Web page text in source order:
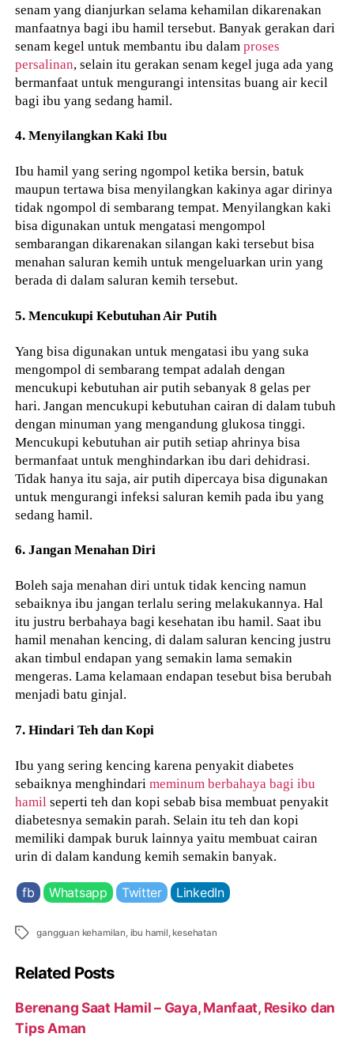
senam yang dianjurkan selama kehamilan dikarenakan
manfaatnya bagi ibu hamil tersebut. Banyak gerakan dari
senam kegel untuk membantu ibu dalamproses
persalinan, selain itu gerakan senam kegel juga ada yang
bermanfaat untuk mengurangi intensitas buang air kecil
bagi ibu yang sedang hamil.
4. Menyilangkan Kaki Ibu
Ibu hamil yang sering ngompol ketika bersin, batuk
maupun tertawa bisa menyilangkan kakinya agar dirinya
tidak ngompol di sembarang tempat. Menyilangkan kaki
bisa digunakan untuk mengatasi mengompol
sembarangan dikarenakan silangan kaki tersebut bisa
menahan saluran kemih untuk mengeluarkan urin yang
berada di dalam saluran kemih tersebut.
5. Mencukupi Kebutuhan Air Putih
Yang bisa digunakan untuk mengatasi ibu yang suka
mengompol di sembarang tempat adalah dengan
mencukupi kebutuhan air putih sebanyak 8 gelas per
hari. Jangan mencukupi kebutuhan cairan di dalam tubuh
dengan minuman yang mengandung glukosa tinggi.
Mencukupi kebutuhan air putih setiap ahrinya bisa
bermanfaat untuk menghindarkan ibu dari dehidrasi.
Tidak hanya itu saja, air putih dipercaya bisa digunakan
untuk mengurangi infeksi saluran kemih pada ibu yang
sedang hamil.
6. Jangan Menahan Diri
Boleh saja menahan diri untuk tidak kencing namun
sebaiknya ibu jangan terlalu sering melakukannya. Hal
itu justru berbahaya bagi kesehatan ibu hamil. Saat ibu
hamil menahan kencing, di dalam saluran kencing justru
akan timbul endapan yang semakin lama semakin
mengeras. Lama kelamaan endapan tesebut bisa berubah
menjadi batu ginjal.
7. Hindari Teh dan Kopi
Ibu yang sering kencing karena penyakit diabetes
sebaiknya menghindarimeminum berbahaya bagi ibu
hamil seperti teh dan kopi sebab bisa membuat penyakit
diabetesnya semakin parah. Selain itu teh dan kopi
memiliki dampak buruk lainnya yaitu membuat cairan
urin di dalam kandung kemih semakin banyak.
fb Whatsapp Twitter LinkedIn
Tags gangguan kehamilan ibu hamil ,kesehatan
Related Posts
Berenang Saat Hamil – Gaya, Manfaat, Resiko dan
Tips Aman